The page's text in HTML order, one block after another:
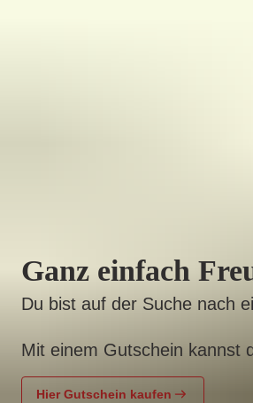
Ganz einfach
Du bist auf der Suche nach
Mit einem Gutschein kannst
Hier Gutschein kaufen